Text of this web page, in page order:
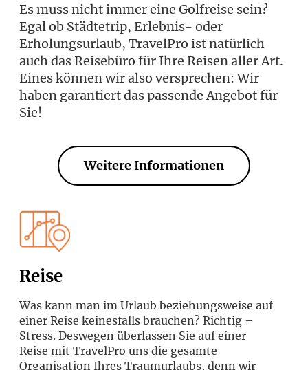
Es muss nicht immer eine Golfreise sein?
Egal ob Städtetrip, Erlebnis- oder
Erholungsurlaub, TravelPro ist natürlich
auch das Reisebüro für Ihre Reisen aller Art.
Eines können wir also versprechen: Wir
haben garantiert das passende Angebot für
Sie!
Weitere Informationen
Reise
Was kann man im Urlaub beziehungsweise auf
einer Reise keinesfalls brauchen? Richtig –
Stress. Deswegen überlassen Sie auf einer
Reise mit TravelPro uns die gesamte
Organisation Ihres Traumurlaubs, denn wir